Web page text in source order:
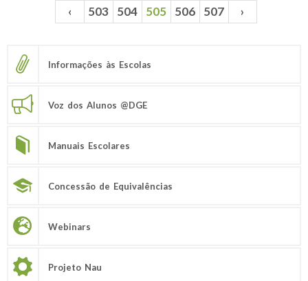
Páginas ‹ 503 504 505 506 507 ›
Informações às Escolas
Voz dos Alunos @DGE
Manuais Escolares
Concessão de Equivalências
Webinars
Projeto Nau